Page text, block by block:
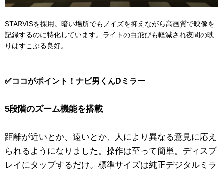
STARVISを採用。暗い場所でもノイズを抑えながら高画質で映像を
記録するのに特化しています。ライトの白飛びも軽減され夜間の映
りはすこぶる良好。
✅ココがポイント！ナビ男くんDミラー
5段階のズーム機能を搭載
距離が近いとか、遠いとか、人により異なる意見に応え
られるようになりました。操作は至って簡単。ディスプ
レイにタップするだけ。標準サイズは純正デジタルミラ